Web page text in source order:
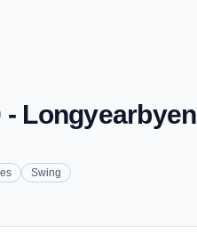
- Longyearbyen
Swing